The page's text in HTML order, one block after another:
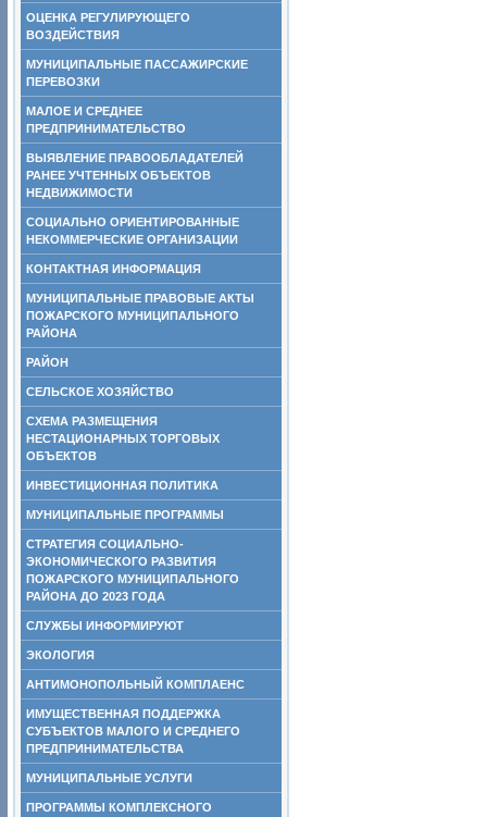
ОЦЕНКА РЕГУЛИРУЮЩЕГО
ВОЗДЕЙСТВИЯ
МУНИЦИПАЛЬНЫЕ ПАССАЖИРСКИЕ
ПЕРЕВОЗКИ
МАЛОЕ И СРЕДНЕЕ
ПРЕДПРИНИМАТЕЛЬСТВО
ВЫЯВЛЕНИЕ ПРАВООБЛАДАТЕЛЕЙ
РАНЕЕ УЧТЕННЫХ ОБЪЕКТОВ
НЕДВИЖИМОСТИ
СОЦИАЛЬНО ОРИЕНТИРОВАННЫЕ
НЕКОММЕРЧЕСКИЕ ОРГАНИЗАЦИИ
КОНТАКТНАЯ ИНФОРМАЦИЯ
МУНИЦИПАЛЬНЫЕ ПРАВОВЫЕ АКТЫ
ПОЖАРСКОГО МУНИЦИПАЛЬНОГО
РАЙОНА
РАЙОН
СЕЛЬСКОЕ ХОЗЯЙСТВО
СХЕМА РАЗМЕЩЕНИЯ
НЕСТАЦИОНАРНЫХ ТОРГОВЫХ
ОБЪЕКТОВ
ИНВЕСТИЦИОННАЯ ПОЛИТИКА
МУНИЦИПАЛЬНЫЕ ПРОГРАММЫ
СТРАТЕГИЯ СОЦИАЛЬНО-
ЭКОНОМИЧЕСКОГО РАЗВИТИЯ
ПОЖАРСКОГО МУНИЦИПАЛЬНОГО
РАЙОНА ДО 2023 ГОДА
СЛУЖБЫ ИНФОРМИРУЮТ
ЭКОЛОГИЯ
АНТИМОНОПОЛЬНЫЙ КОМПЛАЕНС
ИМУЩЕСТВЕННАЯ ПОДДЕРЖКА
СУБЪЕКТОВ МАЛОГО И СРЕДНЕГО
ПРЕДПРИНИМАТЕЛЬСТВА
МУНИЦИПАЛЬНЫЕ УСЛУГИ
ПРОГРАММЫ КОМПЛЕКСНОГО